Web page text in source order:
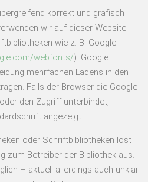
korrekt und grafisch
wir auf dieser Website
wie z. B. Google
webfonts/). Google
mehrfachen Ladens in den
Falls der Browser die Google
den Zugriff unterbindet,
angezeigt.
oder Schriftbibliotheken löst
zum Betreiber der Bibliothek aus.
– aktuell allerdings auch unklar